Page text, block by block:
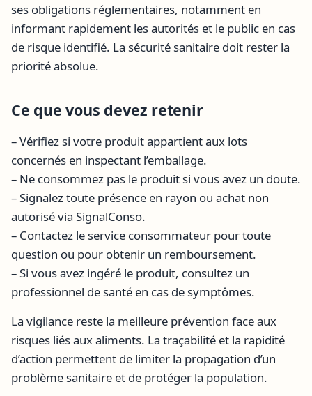
ses obligations réglementaires, notamment en
informant rapidement les autorités et le public en cas
de risque identifié. La sécurité sanitaire doit rester la
priorité absolue.
Ce que vous devez retenir
– Vérifiez si votre produit appartient aux lots
concernés en inspectant l’emballage.
– Ne consommez pas le produit si vous avez un doute.
– Signalez toute présence en rayon ou achat non
autorisé via SignalConso.
– Contactez le service consommateur pour toute
question ou pour obtenir un remboursement.
– Si vous avez ingéré le produit, consultez un
professionnel de santé en cas de symptômes.
La vigilance reste la meilleure prévention face aux
risques liés aux aliments. La traçabilité et la rapidité
d’action permettent de limiter la propagation d’un
problème sanitaire et de protéger la population.